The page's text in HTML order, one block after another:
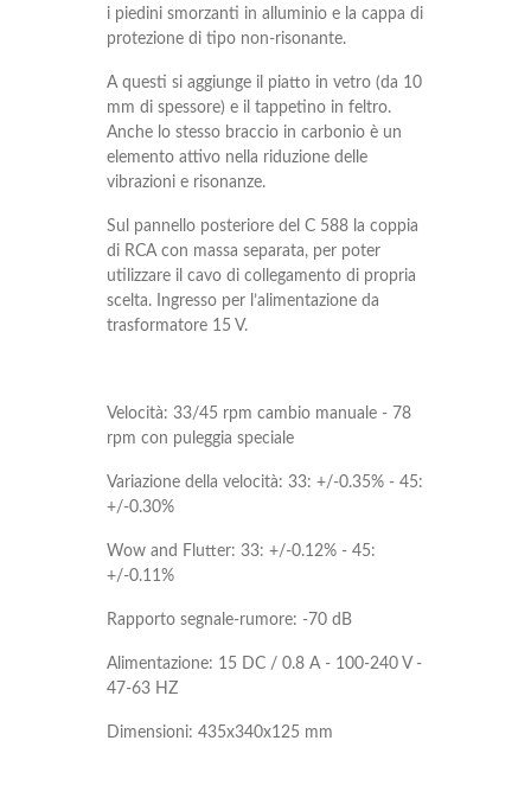
i piedini smorzanti in alluminio e la cappa di
protezione di tipo non-risonante.
A questi si aggiunge il piatto in vetro (da 10
mm di spessore) e il tappetino in feltro.
Anche lo stesso braccio in carbonio è un
elemento attivo nella riduzione delle
vibrazioni e risonanze.
Sul pannello posteriore del C 588 la coppia
di RCA con massa separata, per poter
utilizzare il cavo di collegamento di propria
scelta. Ingresso per l’alimentazione da
trasformatore 15 V.
Velocità: 33/45 rpm cambio manuale - 78
rpm con puleggia speciale
Variazione della velocità: 33: +/-0.35% - 45:
+/-0.30%
Wow and Flutter: 33: +/-0.12% - 45:
+/-0.11%
Rapporto segnale-rumore: -70 dB
Alimentazione: 15 DC / 0.8 A - 100-240 V -
47-63 HZ
Dimensioni: 435x340x125 mm